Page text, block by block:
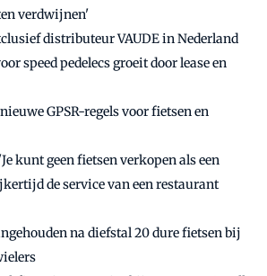
verdwijnen'
distributeur VAUDE in Nederland
speed pedelecs groeit door lease en
GPSR-regels voor fietsen en
kunt geen fietsen verkopen als een
de service van een restaurant
na diefstal 20 dure fietsen bij